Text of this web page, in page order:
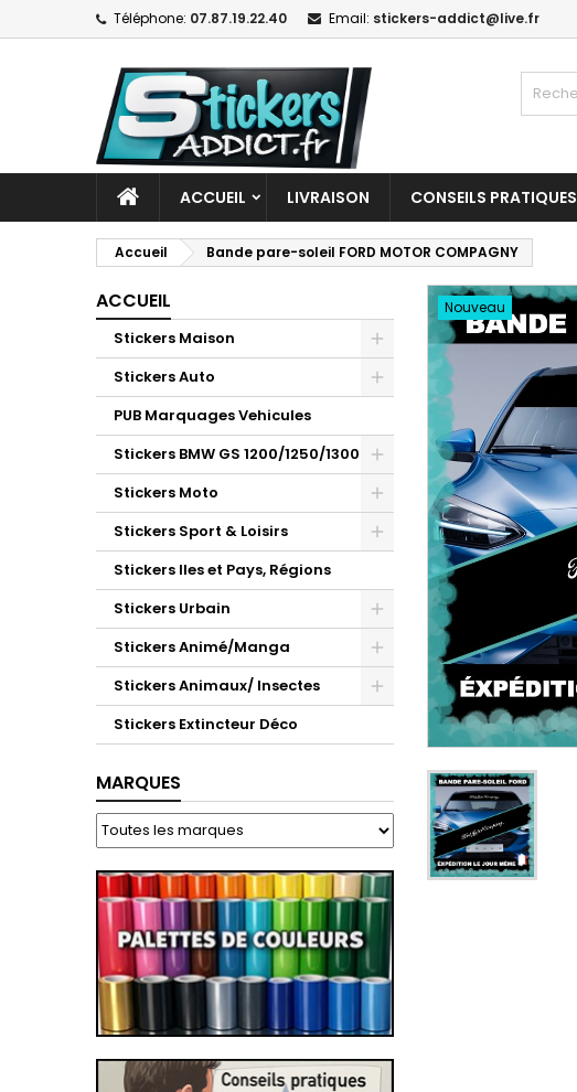
Téléphone: 07.87.19.22.40 Email: stickers-addict@live.fr
ACCUEIL LIVRAISON CONSEILS PRATIQUES
Accueil Bande pare-soleil FORD MOTOR COMPAGNY
ACCUEIL
Stickers Maison
Stickers Auto
PUB Marquages Vehicules
Stickers BMW GS 1200/1250/1300
Stickers Moto
Stickers Sport & Loisirs
Stickers Iles et Pays, Régions
Stickers Urbain
Stickers Animé/Manga
Stickers Animaux/ Insectes
Stickers Extincteur Déco
MARQUES
Nouveau